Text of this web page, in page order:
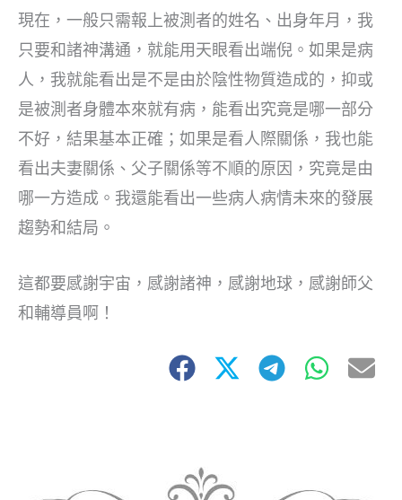
現在，一般只需報上被測者的姓名、出身年月，我
只要和諸神溝通，就能用天眼看出端倪。如果是病
人，我就能看出是不是由於陰性物質造成的，抑或
是被測者身體本來就有病，能看出究竟是哪一部分
不好，結果基本正確；如果是看人際關係，我也能
看出夫妻關係、父子關係等不順的原因，究竟是由
哪一方造成。我還能看出一些病人病情未來的發展
趨勢和結局。
這都要感謝宇宙，感謝諸神，感謝地球，感謝師父
和輔導員啊！